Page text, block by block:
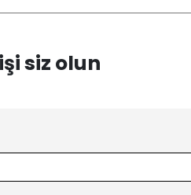
siz olun